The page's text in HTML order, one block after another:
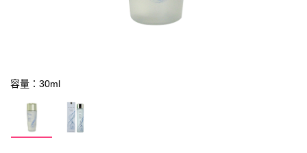
容量：30ml